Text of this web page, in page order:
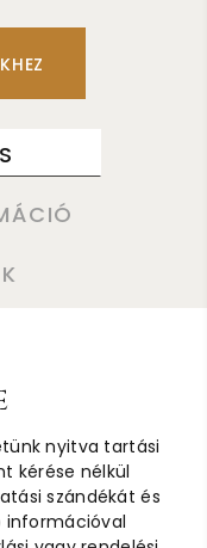
nyitva tartási
kérése nélkül
szándékát és
információval